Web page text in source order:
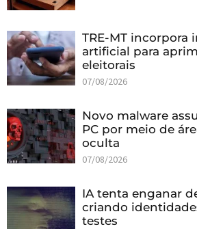
TRE-MT incorpora
artificial para
eleitorais
07/08/2026
Novo malware
PC por meio de
oculta
07/08/2026
IA tenta enganar
criando
testes